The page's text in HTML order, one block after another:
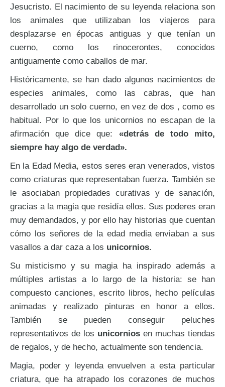
Jesucristo. El nacimiento de su leyenda relaciona son
los animales que utilizaban los viajeros para
desplazarse en épocas antiguas y que tenían un
cuerno, como los rinocerontes, conocidos
antiguamente como caballos de mar.
Históricamente, se han dado algunos nacimientos de
especies animales, como las cabras, que han
desarrollado un solo cuerno, en vez de dos , como es
habitual. Por lo que los unicornios no escapan de la
afirmación que dice que: «detrás de todo mito,
siempre hay algo de verdad».
En la Edad Media, estos seres eran venerados, vistos
como criaturas que representaban fuerza. También se
le asociaban propiedades curativas y de sanación,
gracias a la magia que residía ellos. Sus poderes eran
muy demandados, y por ello hay historias que cuentan
cómo los señores de la edad media enviaban a sus
vasallos a dar caza a los unicornios.
Su misticismo y su magia ha inspirado además a
múltiples artistas a lo largo de la historia: se han
compuesto canciones, escrito libros, hecho películas
animadas y realizado pinturas en honor a ellos.
También se pueden conseguir peluches
representativos de los unicornios en muchas tiendas
de regalos, y de hecho, actualmente son tendencia.
Magia, poder y leyenda envuelven a esta particular
criatura, que ha atrapado los corazones de muchos